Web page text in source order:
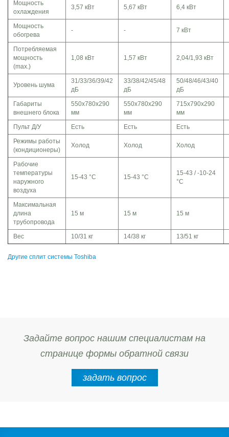
Мощность
охлаждения
3,57 кВт 5,67 кВт 6,4 кВт
Мощность
обогрева
- - 7 кВт
Потребляемая
мощность
(max.)
1,08 кВт 1,57 кВт 2,04/1,93 кВт
Уровень шума
31/33/36/39/42
дБ
33/38/42/45/48
дБ
50/48/46/43/40
дБ
Габариты
внешнего блока
550х780х290
мм
550x780x290
мм
715x790x290
мм
Пульт Д/У
Есть Есть
Есть
Режимы работы
(кондиционеры)
Холод Холод Холод
Рабочие
температуры
наружного
воздуха
15-43 °C 15-43 °C
15-43 / -10-24
°C
Максимальная
длина
трубопровода
15 м 15 м 15 м
Вес 10/31 кг 14/38 кг 13/51 кг
Другие сплит системы Toshiba
Задайте вопрос нашим специалистам на
странице формы обратной связи
задать вопрос